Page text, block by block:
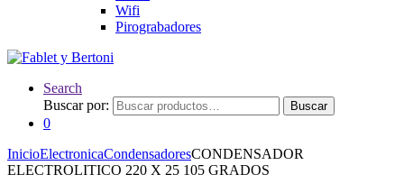
Wifi
Pirograbadores
Search
Buscar por:
Buscar
0
InicioElectronicaCondensadoresCONDENSADOR
ELECTROLITICO 220 X 25 105 GRADOS